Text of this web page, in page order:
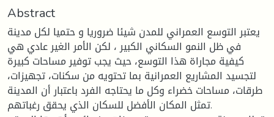
Abstract
يعتبر التوسع العمراني للمدن شيئا ضروريا و حتميا لكل مدينة
في ظل النمو السكاني الكبير ، لكن الأمر الغير عادي هي
كيفية مجاراة هذا التوسع، حيث يجب توفير مساحات كبيرة
لتجسيد المشاريع العمرانية بما تحتويه من سكنات، تجهيزات،
طرقات، مساحات خضراء وكل ما يحتاجه الفرد باعتبار أن المدينة
تمثل المكان الأفضل للسكان الذي يحقق رغباتهم.